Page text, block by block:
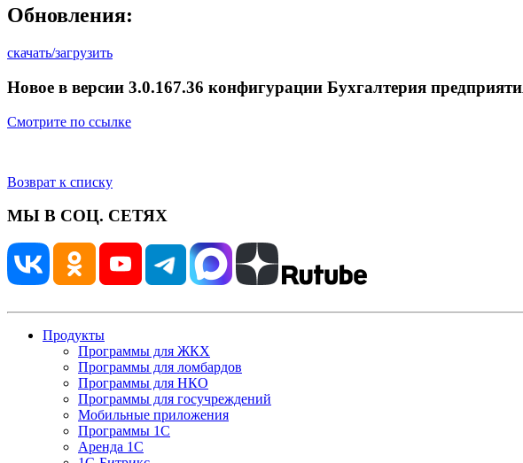
Обновления:
скачать/загрузить
Новое в версии 3.0.167.36 конфигурации Бухгалтерия
Смотрите по ссылке
Возврат к списку
МЫ В СОЦ. СЕТЯХ
Продукты
Программы для ЖКХ
Программы для ломбардов
Программы для НКО
Программы для госучреждений
Мобильные приложения
Программы 1С
Аренда 1С